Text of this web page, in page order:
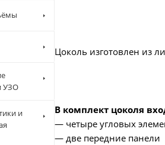
Цоколь изготовлен из
В комплект цоколя
— четыре угловых
— две передние панели
УЗО
и